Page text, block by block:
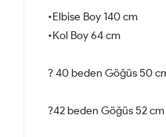
•Elbise Boy 140 cm
•Kol Boy 64 cm
? 40 beden Göğüs 50
?42 beden Göğüs 52